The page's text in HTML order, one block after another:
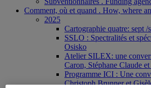
Comment, où et quand . How, where
2025
Cartographie quatre: sept /
SSLO : Spectralités et
Osisko
Atelier SILEX: une
Caron, Stéphane Claude
Programme ICI : Une
Christoph Brunner et